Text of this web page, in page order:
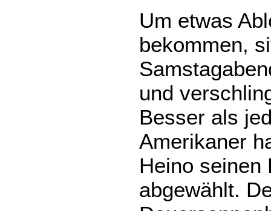
Um etwas
bekommen,
und
Besser als
Amerikaner
Heino seinen
abgewählt.